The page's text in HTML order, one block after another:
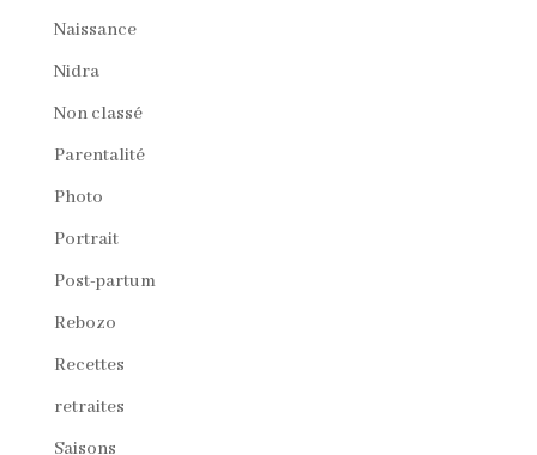
Naissance
Nidra
Non classé
Parentalité
Photo
Portrait
Post-partum
Rebozo
Recettes
retraites
Saisons